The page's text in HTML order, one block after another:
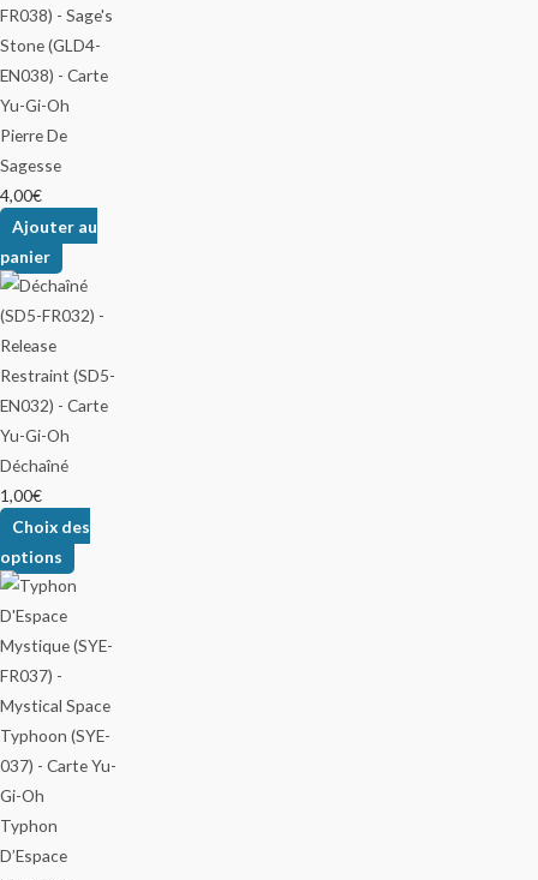
Pierre De
Sagesse
4,00€
Ajouter au
panier
Déchaîné
1,00€
Choix des
options
Typhon
D’Espace